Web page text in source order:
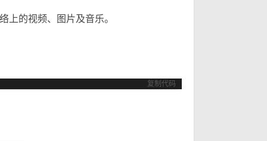
的视频、图片及音乐。
复制代码